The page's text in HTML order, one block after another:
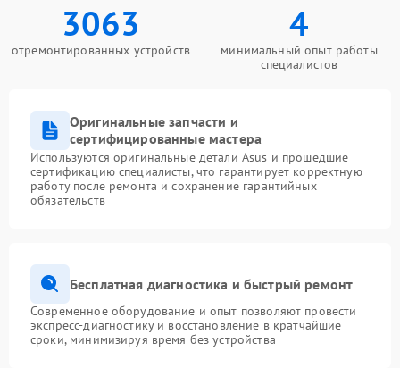
3063
отремонтированных устройств
4
минимальный опыт работы
специалистов
Оригинальные запчасти и
сертифицированные мастера
Используются оригинальные детали Asus и прошедшие
сертификацию специалисты, что гарантирует корректную
работу после ремонта и сохранение гарантийных
обязательств
Бесплатная диагностика и быстрый ремонт
Современное оборудование и опыт позволяют провести
экспресс-диагностику и восстановление в кратчайшие
сроки, минимизируя время без устройства